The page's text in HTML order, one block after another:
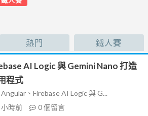
熱門 鐵人賽
AI Logic 與 Gemini Nano 打造
程式
、Firebase AI Logic 與 G...
小時前 0個留言